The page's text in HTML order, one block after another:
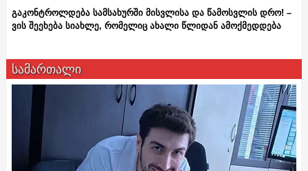
გაკონტროლდება სამსახურში მისვლისა და წამოსვლის დრო! –
ვის შეეხება სიახლე, რომელიც ახალი წლიდან ამოქმედდება
სამართალი